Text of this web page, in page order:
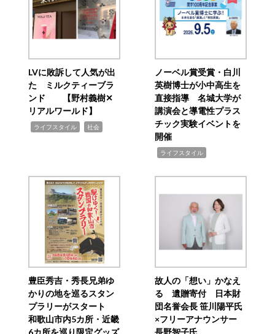
LVに敗訴して人気が出
た ミルクティーブラ
ンド 【野村義樹✕
リアルワールド】
ライフスタイル 社会
ノーベル賞受賞・白川
英樹博士が小中高生を
直接指導 名城大学が
講演会と導電性プラス
チック実験イベントを
開催
ライフスタイル
豊臣秀吉・秀長兄弟ゆ
かりの地を巡るスタン
プラリーがスタート
和歌山市内5カ所・近畿
故人の「想い」かなえ
る 遺贈寄付 日本財
団名誉会長 笹川陽平氏
×フリーアナウンサー